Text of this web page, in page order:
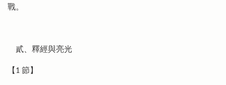
戰。
貳、釋經與亮光
【1 節】